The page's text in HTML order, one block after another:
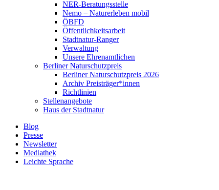
NER-Beratungsstelle
Nemo – Naturerleben mobil
ÖBFD
Öffentlichkeitsarbeit
Stadtnatur-Ranger
Verwaltung
Unsere Ehrenamtlichen
Berliner Naturschutzpreis
Berliner Naturschutzpreis 2026
Archiv Preisträger*innen
Richtlinien
Stellenangebote
Haus der Stadtnatur
Blog
Presse
Newsletter
Mediathek
Leichte Sprache